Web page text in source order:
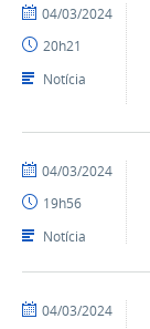
por
CTDR
publicado
04/03/2024
20h21
Notícia
por
CTDR
publicado
04/03/2024
19h56
Notícia
por
publicado
04/03/2024